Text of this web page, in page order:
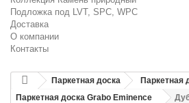
Подложка под LVT, SPC, WPC
Доставка
О компании
Контакты
Паркетная доска
Паркетная
Паркетная доска Grabo Eminence